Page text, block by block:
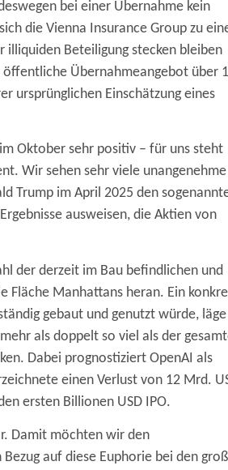
bei einer Übernahme kein
die Vienna Insurance Group zu
Beteiligung stecken bleiben
Übernahmeangebot über
ursprünglichen Einschätzung eines
Oktober sehr positiv – für uns steht
Wir sehen sehr viele unangenehme
Trump im April 2025 den
ausweisen, die Aktien von
der derzeit im Bau befindlichen und
Fläche Manhattans heran. Ein
gebaut und genutzt würde,
als doppelt so viel als der
Dabei prognostiziert OpenAI als
einen Verlust von 12 Mrd.
ersten Billionen USD IPO.
Damit möchten wir den
auf diese Euphorie bei den